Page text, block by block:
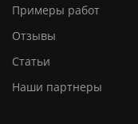
Примеры работ
Отзывы
Статьи
Наши партнеры